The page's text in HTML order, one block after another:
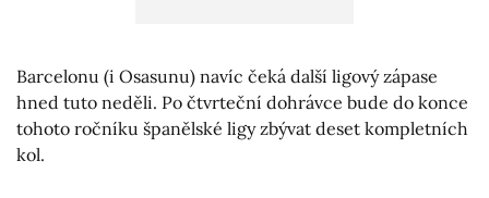
Barcelonu (i Osasunu) navíc čeká další ligový zápase
hned tuto neděli. Po čtvrteční dohrávce bude do konce
tohoto ročníku španělské ligy zbývat deset kompletních
kol.